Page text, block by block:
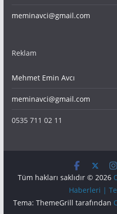
meminavci@gmail.com
Reklam
Mehmet Emin Avcı
meminavci@gmail.com
0535 711 02 11
Tüm hakları saklıdır © 2026
Haberleri |
Tema: ThemeGrill tarafından